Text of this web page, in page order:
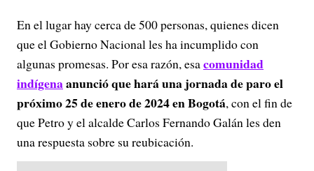
En el lugar hay cerca de 500 personas, quienes dicen
que el Gobierno Nacional les ha incumplido con
algunas promesas. Por esa razón, esacomunidad
indígenaanunció que hará una jornada de paro el
próximo 25 de enero de 2024 en Bogotá, con el fin de
que Petro y el alcalde Carlos Fernando Galán les den
una respuesta sobre su reubicación.